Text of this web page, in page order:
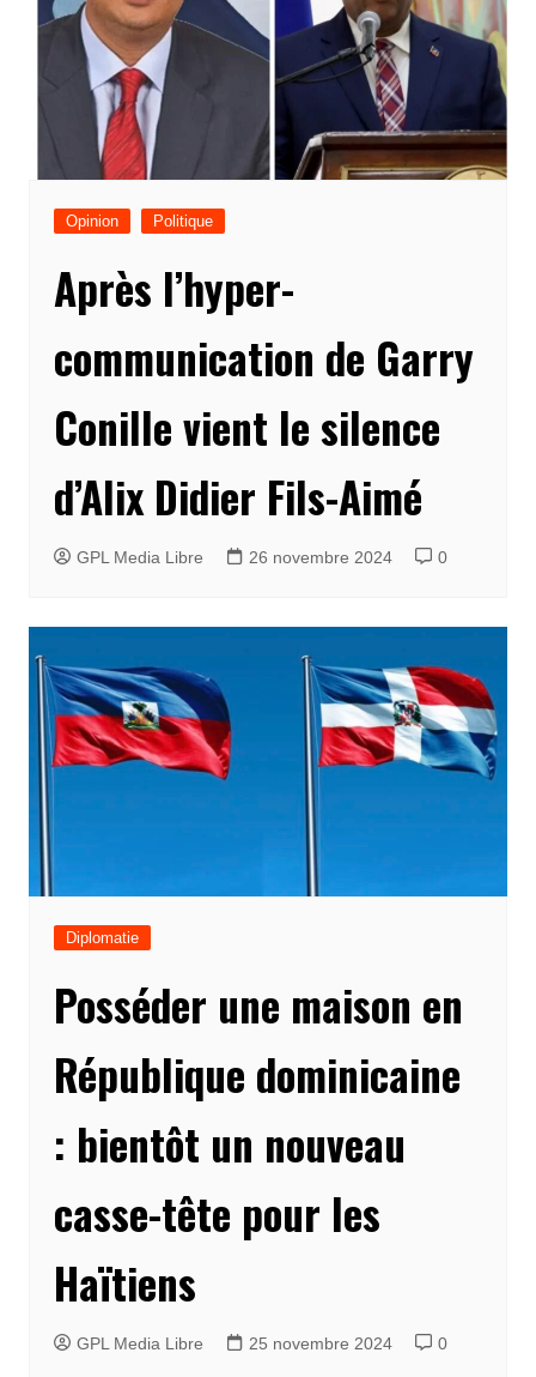
Opinion Politique
Après l’hyper-
communication de Garry
Conille vient le silence
d’Alix Didier Fils-Aimé
GPL Media Libre 26 novembre 2024 0
Diplomatie
Posséder une maison en
République dominicaine
: bientôt un nouveau
casse-tête pour les
Haïtiens
GPL Media Libre 25 novembre 2024 0